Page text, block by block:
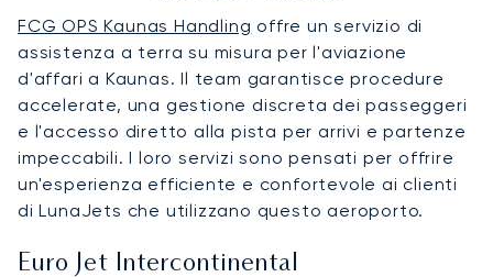
FCG OPS Kaunas Handling offre un servizio di
assistenza a terra su misura per l'aviazione
d'affari a Kaunas. Il team garantisce procedure
accelerate, una gestione discreta dei passeggeri
e l'accesso diretto alla pista per arrivi e partenze
impeccabili. I loro servizi sono pensati per offrire
un'esperienza efficiente e confortevole ai clienti
di LunaJets che utilizzano questo aeroporto.
Euro Jet Intercontinental